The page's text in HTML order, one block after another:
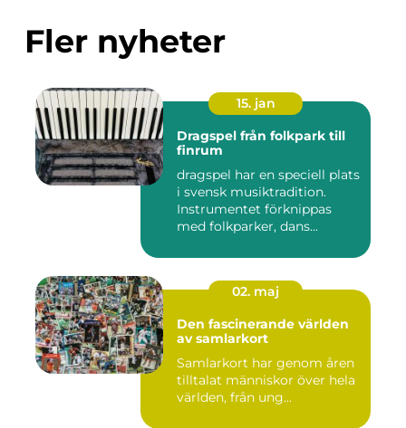
Fler nyheter
15. jan
Dragspel från folkpark till
finrum
dragspel har en speciell plats
i svensk musiktradition.
Instrumentet förknippas
med folkparker, dans...
02. maj
Den fascinerande världen
av samlarkort
Samlarkort har genom åren
tilltalat människor över hela
världen, från ung...